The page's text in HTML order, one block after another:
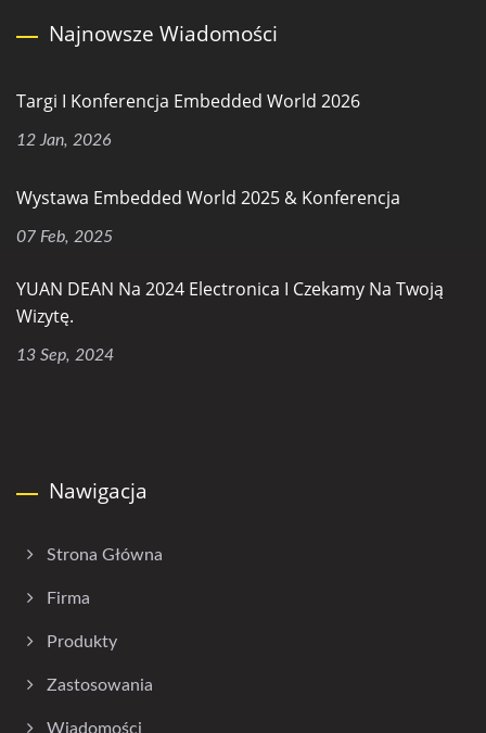
Najnowsze Wiadomości
Targi I Konferencja Embedded World 2026
12 Jan, 2026
Wystawa Embedded World 2025 & Konferencja
07 Feb, 2025
YUAN DEAN Na 2024 Electronica I Czekamy Na Twoją
Wizytę.
13 Sep, 2024
Nawigacja
Strona Główna
Firma
Produkty
Zastosowania
Wiadomości